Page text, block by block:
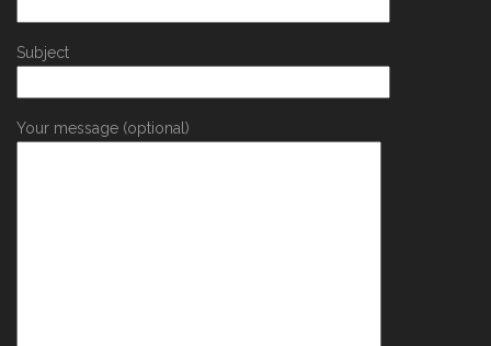
Subject
Your message (optional)